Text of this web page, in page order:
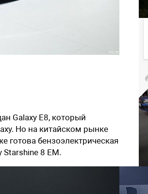
Galaxy E8, который
Но на китайском рынке
готова бензоэлектрическая
8 EM.